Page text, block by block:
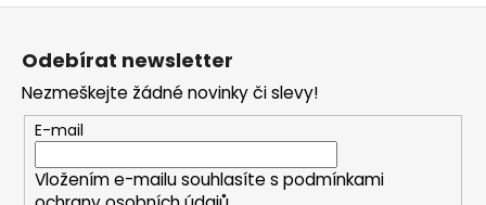
Z
Odebírat newsletter
Nezmeškejte žádné novinky či slevy!
E-mail
Vložením e-mailu souhlasíte s podmínkami